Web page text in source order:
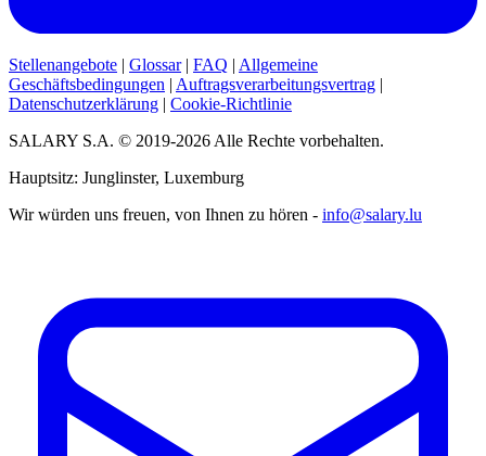
Stellenangebote | Glossar| FAQ | Allgemeine
Geschäftsbedingungen | Auftragsverarbeitungsvertrag |
Datenschutzerklärung | Cookie-Richtlinie
SALARY S.A. © 2019-2026 Alle Rechte vorbehalten.
Hauptsitz: Junglinster, Luxemburg
Wir würden uns freuen, von Ihnen zu hören - info@salary.lu